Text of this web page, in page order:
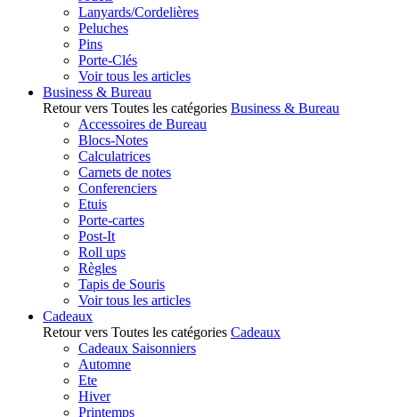
Lanyards/Cordelières
Peluches
Pins
Porte-Clés
Voir tous les articles
Business & Bureau
Retour vers Toutes les catégories Business & Bureau
Accessoires de Bureau
Blocs-Notes
Calculatrices
Carnets de notes
Conferenciers
Etuis
Porte-cartes
Post-It
Roll ups
Règles
Tapis de Souris
Voir tous les articles
Cadeaux
Retour vers Toutes les catégories Cadeaux
Cadeaux Saisonniers
Automne
Ete
Hiver
Printemps